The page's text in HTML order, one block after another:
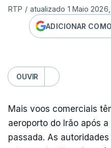
RTP / atualizado 1 Maio 2026,
ADICIONAR
OUVIR
Mais voos comerciais
aeroporto do Irão após
passada. As